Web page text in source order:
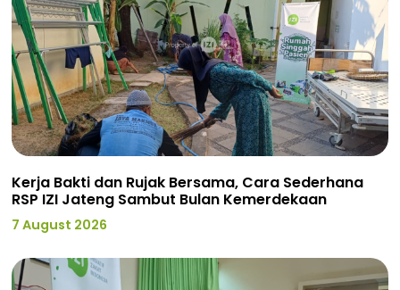
Kerja Bakti dan Rujak Bersama, Cara Sederhana
RSP IZI Jateng Sambut Bulan Kemerdekaan
7 August 2026